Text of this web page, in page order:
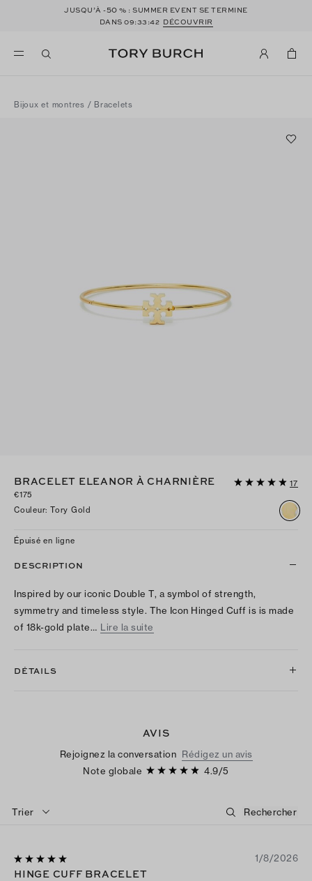
JUSQU’À -50 % : SUMMER EVENT SE TERMINE
DANS09:33:41 DÉCOUVRIR
Bijoux et montres / Bracelets
BRACELET ELEANOR À CHARNIÈRE
17
€175
Couleur: Tory Gold
Épuisé en ligne
DESCRIPTION
Inspired by our iconic Double T, a symbol of strength,
symmetry and timeless style. The Icon Hinged Cuff is is made
of 18k-gold plate… Lire la suite
DÉTAILS
AVIS
Rejoignez la conversation Rédigez un avis
Note globale
4.9/5
Trier
1/8/2026
HINGE CUFF BRACELET